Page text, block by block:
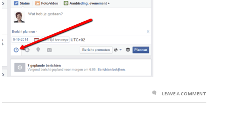
LEAVE A COMMENT